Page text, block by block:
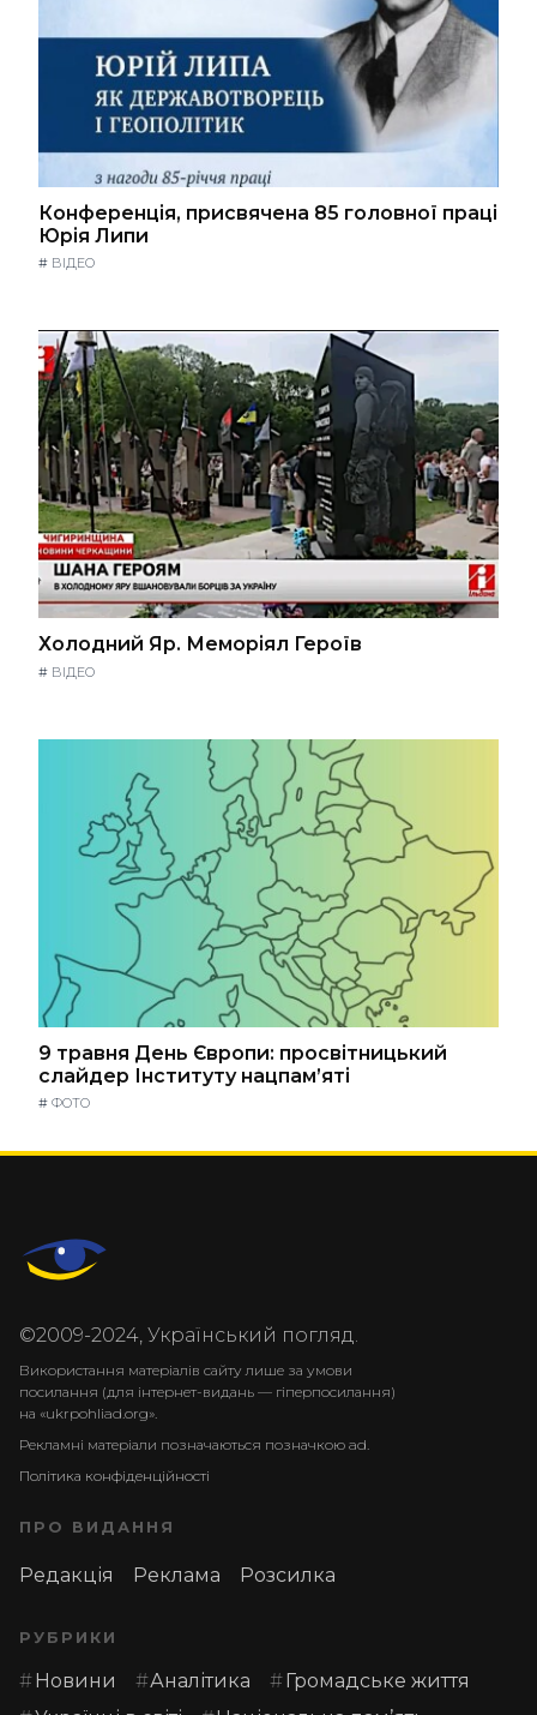
Конференція, присвячена 85 головної праці
Юрія Липи
# ВІДЕО
Холодний Яр. Меморіял Героїв
# ВІДЕО
9 травня День Європи: просвітницький
слайдер Інституту нацпам’яті
# ФОТО
©2009-2024, Український погляд.
Використання матеріалів сайту лише за умови
посилання (для інтернет-видань — гіперпосилання)
на «ukrpohliad.org».
Рекламні матеріали позначаються позначкою ad.
Політика конфіденційності
ПРО ВИДАННЯ
Редакція Реклама Розсилка
РУБРИКИ
Новини Аналітика
Громадське життя